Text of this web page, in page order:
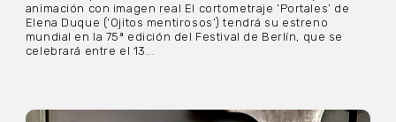
animación con imagen real El cortometraje ‘Portales’ de
Elena Duque (‘Ojitos mentirosos’) tendrá su estreno
mundial en la 75ª edición del Festival de Berlín, que se
celebrará entre el 13...